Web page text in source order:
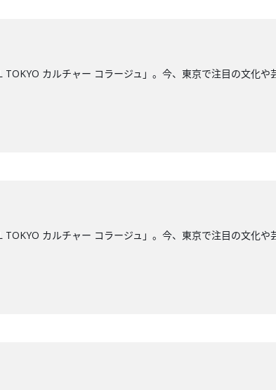
カルチャー コラージュ」。今、東京で注目の文化
カルチャー コラージュ」。今、東京で注目の文化